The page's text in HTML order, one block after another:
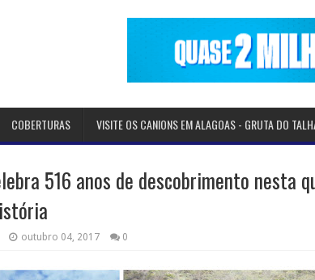
COBERTURAS VISITE OS CANIONS EM ALAGOAS - GRUTA DO
516 anos de descobrimento nesta
outubro 04, 2017 0